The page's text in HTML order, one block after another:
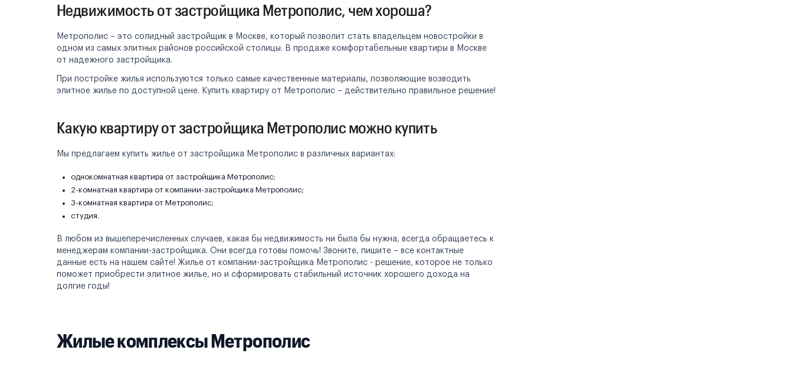
Недвижимость от застройщика Метрополис, чем хороша?
Метрополис – это солидный застройщик в Москве, который позволит стать владельцем новостройки в
одном из самых элитных районов российской столицы. В продаже комфортабельные квартиры в Москве
от надежного застройщика.
При постройке жилья используются только самые качественные материалы, позволяющие возводить
элитное жилье по доступной цене. Купить квартиру от Метрополис – действительно правильное решение!
Какую квартиру от застройщика Метрополис можно купить
Мы предлагаем купить жилье от застройщика Метрополис в различных вариантах:
однокомнатная квартира от застройщика Метрополис;
2-комнатная квартира от компании-застройщика Метрополис;
3-комнатная квартира от Метрополис;
студия.
В любом из вышеперечисленных случаев, какая бы недвижимость ни была бы нужна, всегда обращаетесь к
менеджерам компании-застройщика. Они всегда готовы помочь! Звоните, пишите – все контактные
данные есть на нашем сайте! Жилье от компании-застройщика Метрополис - решение, которое не только
поможет приобрести элитное жилье, но и сформировать стабильный источник хорошего дохода на
долгие годы!
Жилые комплексы Метрополис